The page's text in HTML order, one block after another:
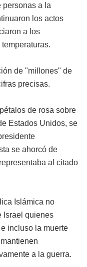
personas a la
los actos
a los
de "millones" de
precisas.
de rosa sobre
Estados Unidos, se
se ahorcó de
al citado
Islámica no
Israel quienes
incluso la muerte
a la guerra.